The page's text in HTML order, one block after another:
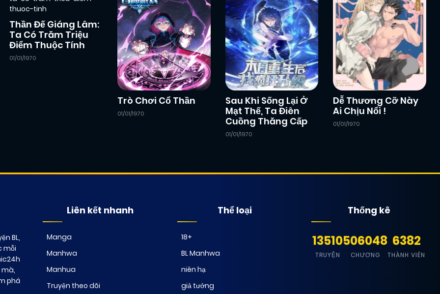
Chapter 10(VIP) 12/02/2026
Chapter 8(VIP) 12/02/2026
Chapter 6(VIP) 12/02/2026
Thần Đế Giáng Lâm:
Ta Có Trăm Triệu
Điểm Thuộc Tính
01/01/1970
Trò Chơi Cổ Thần
01/01/1970
Sau Khi Sống Lại Ở
Mạt Thế, Ta Điên
Cuồng Thăng Cấp
01/01/1970
Dễ Thương Cỡ Này
Ai Chịu Nổi !
01/01/1970
BL,
mỗi
phá
Liên kết nhanh
Manga
Manhwa
Manhua
Truyện theo dõi
Thể loại
18+
BL Manhwa
niên hạ
giả tưởng
Thống kê
13510
TRUYỆN
506048
CHƯƠNG
6382
THÀNH VIÊN